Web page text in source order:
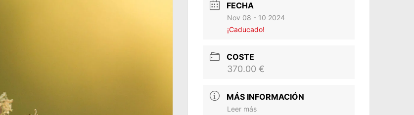
FECHA
Nov 08 - 10 2024
¡Caducado!
COSTE
370.00 €
MÁS INFORMACIÓN
Leer más